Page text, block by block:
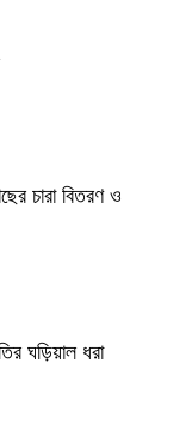
চারা বিতরণ ও
ঘড়িয়াল ধরা